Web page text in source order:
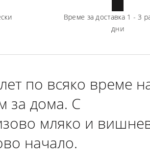
Време за доставка 1 - 3
дни
по всяко време
за дома. С
мляко и
начало.